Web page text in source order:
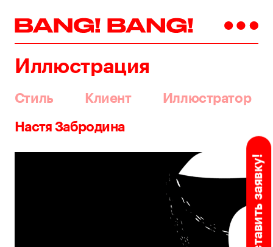
Иллюстрация
Стиль Клиент Иллюстратор
Оставить заявку!
Настя Забродина